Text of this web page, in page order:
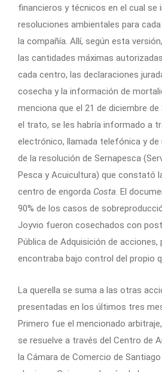
financieros y técnicos en el cual se
resoluciones ambientales para
la compañía. Allí, según esta
las cantidades máximas
cada centro, las declaraciones
cosecha y la información de
menciona que el 21 de diciembre
el trato, se les habría informado a
electrónico, llamada telefónica y
de la resolución de Sernapesca
Pesca y Acuicultura) que constató
centro de engorda Costa. El
90% de los casos de
Joyvio fueron cosechados con
Pública de Adquisición de
encontraba bajo control del propio
La querella se suma a las otras
presentadas en los últimos tres
Primero fue el mencionado
se resuelve a través del Centro de
la Cámara de Comercio de Santiago